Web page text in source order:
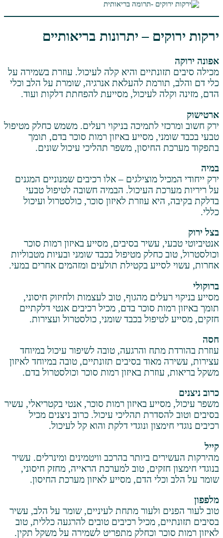
– יתרונות בריאותיים
והיא קלה לעיכול. עוזרת בשמירה על
להעלאת אנרגיה, שומרת על הלב וכלי
לעיכול, מסייעת להפחתת דלקות ועוד.
לתמיכה בניקוי רעלים. משמש כחלק מטיפול
מסייע באיזון רמות סוכר בדם, תומך
משפר תהליכי עיכול שונים.
מוצילגים – אלו רכיבים שמנוניים המגנים
העיכול. הבמיה חשובה לטיפול טבעי
עוזרת לאיזון סוכר, כולסטרול ועיכול
עשיר בסיבים, מסייע באיזון רמות סוכר
כחלק מטיפול בכבד שומני ובעיות מטבוליות
בקטילת תולעים ומזהמים אחרים במעי.
מהגוף, טוב לעצמות ולחיזוק חיסוני,
סוכר בדם, מכיל רכיבים אנטי דלקתיים
בכבד שומני, כולסטרול ועצירות.
והרגעה, טובה לשיפור עיכול במיוחד
בסיבים תזונתיים, טובה במיוחד לאיזון
באיזון רמות סוכר וכולסטרול בדם.
באיזון רמות סוכר, אנטי בקטריאלי, עשיר
תהליכי עיכול. כרוב ניצנים מכיל
ונוגדי דלקת והוא קל לעיכול.
ביותר בהרכב וויטמינים ומינרלים. עשיר
חזקים, טוב למערכת הראייה, מחזק חיסוני,
הדם, מסייע לאיזון מערכת החיסון.
ולעור מתחת לעיניים, שומר על הלב, עשיר
מכיל רכיבים טובים להרגעה כללית, טוב
וכחלק מתפריט לשמירה על משקל תקין.